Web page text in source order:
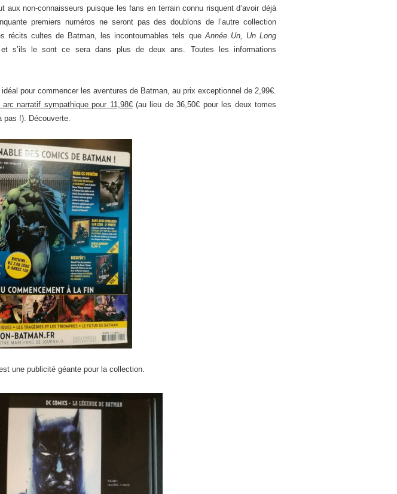
aux non-connaisseurs puisque les fans en terrain connu risquent d’avoir déjà
premiers numéros ne seront pas des doublons de l’autre collection
récits cultes de Batman, les incontournables tels queAnnée Un, Un Long
s’ils le sont ce sera dans plus de deux ans. Toutes les informations
pour commencer les aventures de Batman, au prix exceptionnel de 2,99€.
narratif sympathique pour 11,98€(au lieu de 36,50€ pour les deux tomes
pas !). Découverte.
une publicité géante pour la collection.